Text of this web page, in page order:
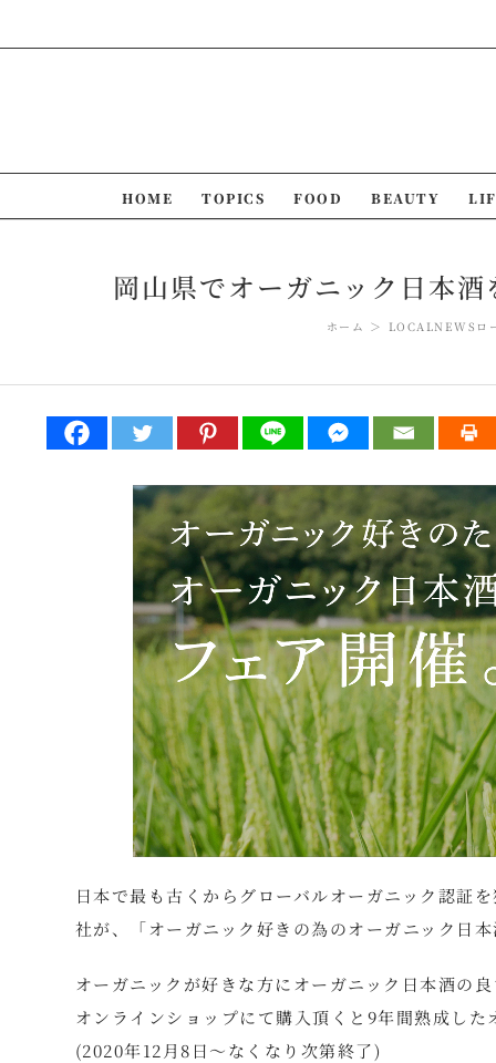
to
HOME TOPICS FOOD BEAUTY
岡山県でオーガニック日本
ホーム LOCALNEWS ロ
日本で最も古くからグローバルオーガニック認証
社が、「オーガニック好きの為のオーガニック日
オーガニックが好きな方にオーガニック日本酒の
オンラインショップにて購入頂くと9年間熟成し
(2020年12月8日～なくなり次第終了)